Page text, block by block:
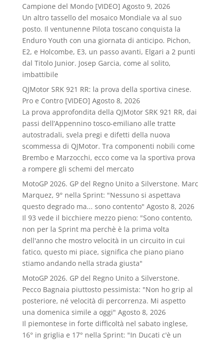
Campione del Mondo [VIDEO] Agosto 9, 2026
Un altro tassello del mosaico Mondiale va al suo
posto. Il ventunenne Pilota toscano conquista la
Enduro Youth con una giornata di anticipo. Pichon,
E2, e Holcombe, E3, un passo avanti, Elgari a 2 punti
dal Titolo Junior. Josep Garcia, come al solito,
imbattibile
QJMotor SRK 921 RR: la prova della sportiva cinese.
Pro e Contro [VIDEO] Agosto 8, 2026
La prova approfondita della QJMotor SRK 921 RR, dai
passi dell’Appennino tosco-emiliano alle tratte
autostradali, svela pregi e difetti della nuova
scommessa di QJMotor. Tra componenti nobili come
Brembo e Marzocchi, ecco come va la sportiva prova
a rompere gli schemi del mercato
MotoGP 2026. GP del Regno Unito a Silverstone. Marc
Marquez, 9° nella Sprint: "Nessuno si aspettava
questo degrado ma... sono contento" Agosto 8, 2026
Il 93 vede il bicchiere mezzo pieno: "Sono contento,
non per la Sprint ma perchè è la prima volta
dell'anno che mostro velocità in un circuito in cui
fatico, questo mi piace, significa che piano piano
stiamo andando nella strada giusta"
MotoGP 2026. GP del Regno Unito a Silverstone.
Pecco Bagnaia piuttosto pessimista: "Non ho grip al
posteriore, né velocità di percorrenza. Mi aspetto
una domenica simile a oggi" Agosto 8, 2026
Il piemontese in forte difficoltà nel sabato inglese,
16° in griglia e 17° nella Sprint: "In Ducati c'è un